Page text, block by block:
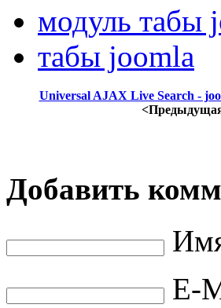
модуль табы
табы joomla
Universal AJAX Live Search -
Добавить
E-